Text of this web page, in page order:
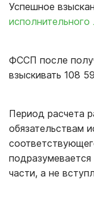
Успешное
исполнительного
ФССП после
взыскивать 108
Период расчета
обязательствам
части, а не